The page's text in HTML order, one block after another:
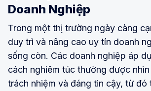
Doanh Nghiệp
Trong một thị trường ngày càng
duy trì và nâng cao uy tín doanh
sống còn. Các doanh nghiệp áp
cách nghiêm túc thường được
trách nhiệm và đáng tin cậy, từ đó